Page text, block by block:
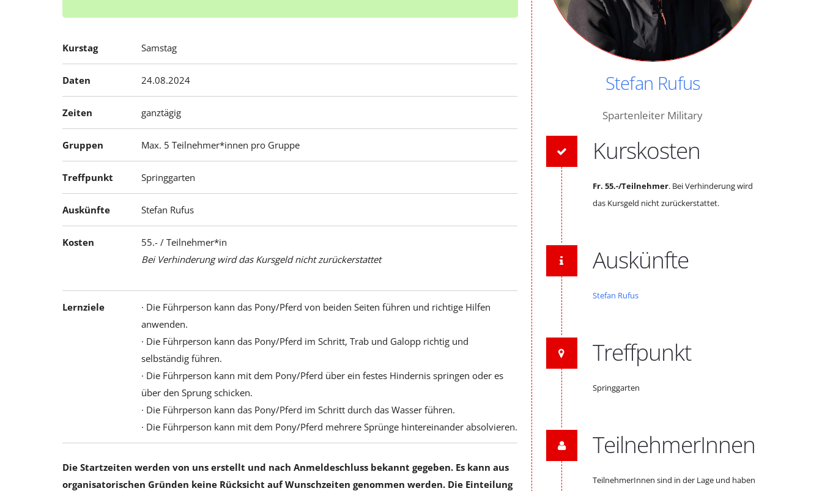
Kurstag Samstag
Daten 24.08.2024
Zeiten ganztägig
Gruppen Max. 5 Teilnehmer*innen pro Gruppe
Treffpunkt Springgarten
Auskünfte Stefan Rufus
Kosten
55.- / Teilnehmer*in
Bei Verhinderung wird das Kursgeld nicht zurückerstattet
Lernziele
· Die Führperson kann das Pony/Pferd von beiden Seiten führen und richtige Hilfen
anwenden.
· Die Führperson kann das Pony/Pferd im Schritt, Trab und Galopp richtig und
selbständig führen.
· Die Führperson kann mit dem Pony/Pferd über ein festes Hindernis springen oder es
über den Sprung schicken.
· Die Führperson kann das Pony/Pferd im Schritt durch das Wasser führen.
· Die Führperson kann mit dem Pony/Pferd mehrere Sprünge hintereinander absolvieren.
Die Startzeiten werden von uns erstellt und nach Anmeldeschluss bekannt gegeben. Es kann aus
organisatorischen Gründen keine Rücksicht auf Wunschzeiten genommen werden. Die Einteilung
Stefan Rufus
Spartenleiter Military
Kurskosten
Fr. 55.-/Teilnehmer. Bei Verhinderung wird
das Kursgeld nicht zurückerstattet.
Auskünfte
Stefan Rufus
Treffpunkt
Springgarten
TeilnehmerInnen
TeilnehmerInnen sind in der Lage und haben